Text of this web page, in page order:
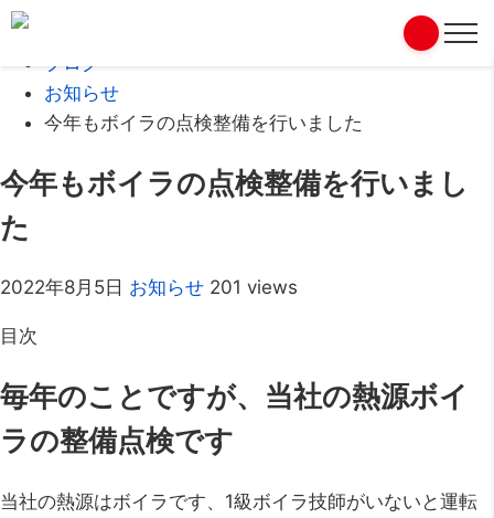
ブログ
お知らせ
今年もボイラの点検整備を行いました
今年もボイラの点検整備を行いまし
た
2022年8月5日 お知らせ 201 views
目次
毎年のことですが、当社の熱源ボイ
ラの整備点検です
当社の熱源はボイラです、1級ボイラ技師がいないと運転